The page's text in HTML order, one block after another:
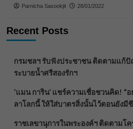
Parnicha Sasookjit 28/01/2022
Recent Posts
กรมชลฯ รับฟังประชาชน ติดตามแก้ปั
ระบายน้ำศรีสองรักฯ
‘แมน การิน’ แชร์ความเชื่อชวนคิด! “
ลาโลกนี้ ให้ใส่บาตรสิ่งนั้นไว้ตอนยังมี
ราชเลขานุการในพระองค์ฯ ติดตามโ